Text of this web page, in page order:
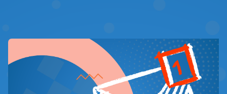
Simon und Art Garfunkel an. Mit dem Programm bekommen die
Besucher:innen eine Darstellung der epochalen Musik geboten,
die zutiefst berührt und fesselt.